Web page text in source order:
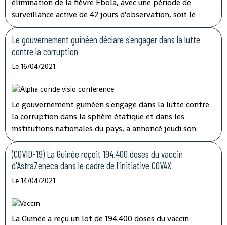
élimination de la fièvre Ebola, avec une période de
surveillance active de 42 jours d'observation, soit le
double de la période d'incubation du virus, a indiqué
mardi à la télévision nationale, Sory Condé, chargé des
études au département surveillance à l'Agence nationale
de sécurité sanitaire (ANSS).
Le gouvernement guinéen déclare s'engager dans la lutte
contre la corruption
Le 16/04/2021
Le gouvernement guinéen s'engage dans la lutte contre
la corruption dans la sphère étatique et dans les
institutions nationales du pays, a annoncé jeudi son
porte-parole, Aboubacar Sylla.Lors de la session
ordinaire du conseil des ministres tenu par
visioconférence, le président Alpha Condé a insisté sur
''la cohérence et la complémentarité qui doivent
les opérations de lutte contre la corruption.
(COVID-19) La Guinée reçoit 194.400 doses du vaccin
d'AstraZeneca dans le cadre de l'initiative COVAX
Le 14/04/2021
La Guinée a reçu un lot de 194.400 doses du vaccin